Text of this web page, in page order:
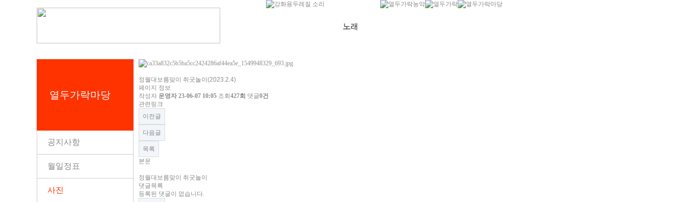
열두가락마당
공지사항
월일정표
사진
정월대보름맞이 취굿놀이(2023.2.4)
페이지 정보
작성자 운영자 23-06-07 10:05 조회 427회 댓글0건
관련링크
이전글
다음글
목록
본문
정월대보름맞이 취굿놀이
댓글목록
등록된 댓글이 없습니다.